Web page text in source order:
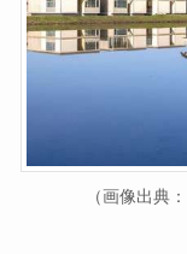
（画像出典：